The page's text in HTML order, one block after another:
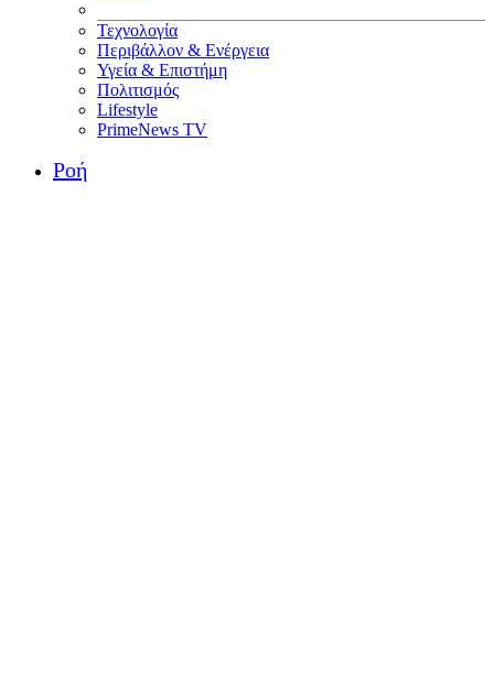
Τεχνολογία
Περιβάλλον & Ενέργεια
Υγεία & Επιστήμη
Πολιτισμός
Lifestyle
PrimeNews TV
Ροή